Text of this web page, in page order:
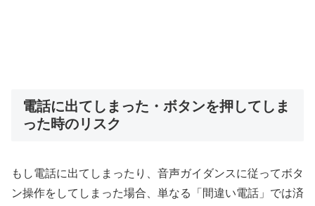
電話に出てしまった・ボタンを押してしま
った時のリスク
もし電話に出てしまったり、音声ガイダンスに従ってボタ
ン操作をしてしまった場合、単なる「間違い電話」では済